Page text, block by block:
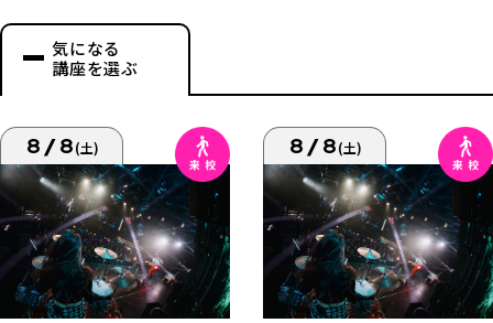
気になる
講座を選ぶ
8/8(土) 8/8(土)